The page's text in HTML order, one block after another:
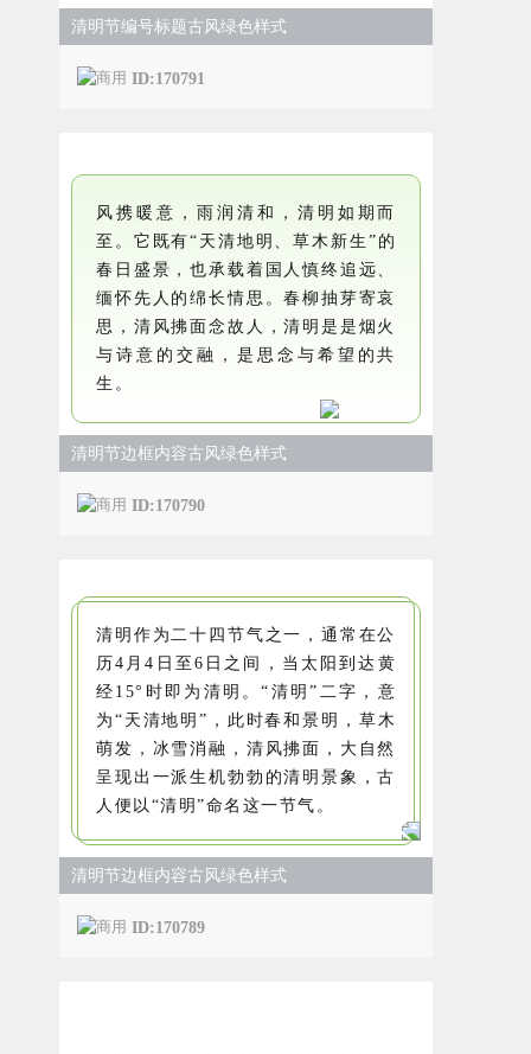
清明节编号标题古风绿色样式
ID:170791
风携暖意，雨润清和，清明如期而
至。它既有“天清地明、草木新生”的
春日盛景，也承载着国人慎终追远、
缅怀先人的绵长情思。春柳抽芽寄哀
思，清风拂面念故人，清明是是烟火
与诗意的交融，是思念与希望的共
生。
清明节边框内容古风绿色样式
ID:170790
清明作为二十四节气之一，通常在公
历4月4日至6日之间，当太阳到达黄
经15°时即为清明。“清明”二字，意
为“天清地明”，此时春和景明，草木
萌发，冰雪消融，清风拂面，大自然
呈现出一派生机勃勃的清明景象，古
人便以“清明”命名这一节气。
清明节边框内容古风绿色样式
ID:170789